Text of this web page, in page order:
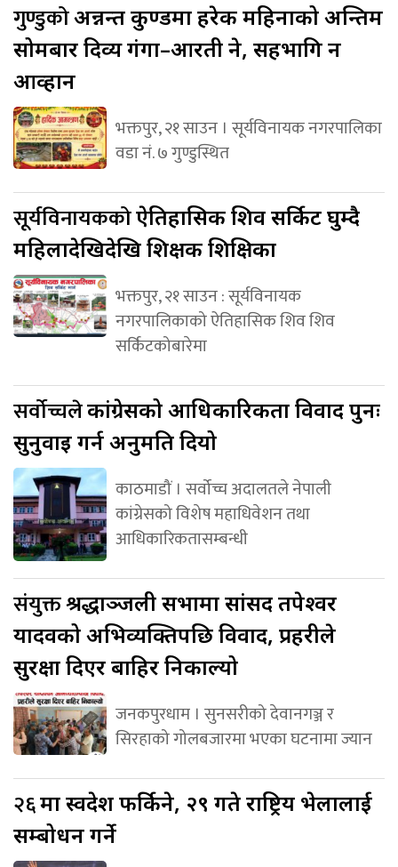
गुण्डुकोअन्नन्त कुण्डमा हरेक महिनाको अन्तिम
सोमबार दिव्य गंगा–आरती हुने, सहभागि हुन
आव्हान
भक्तपुर, २१ साउन । सूर्यविनायक नगरपालिका
वडा नं. ७ गुण्डुस्थित
सूर्यविनायककोऐतिहासिक शिव सर्किट घुम्दै
महिलादेखिदेखि शिक्षक शिक्षिका
भक्तपुर, २१ साउन : सूर्यविनायक
नगरपालिकाको ऐतिहासिक शिव शिव
सर्किटकोबारेमा
सर्वोच्चलेकांग्रेसको आधिकारिकता विवाद पुनः
सुनुवाइ गर्न अनुमति दियो
काठमाडौं । सर्वोच्च अदालतले नेपाली
कांग्रेसको विशेष महाधिवेशन तथा
आधिकारिकतासम्बन्धी
संयुक्तश्रद्धाञ्जली सभामा सांसद तपेश्वर
यादवको अभिव्यक्तिपछि विवाद, प्रहरीले
सुरक्षा दिएर बाहिर निकाल्यो
जनकपुरधाम । सुनसरीको देवानगञ्ज र
सिरहाको गोलबजारमा भएका घटनामा ज्यान
२६मा स्वदेश फर्किने, २९ गते राष्ट्रिय भेलालाई
सम्बोधन गर्ने